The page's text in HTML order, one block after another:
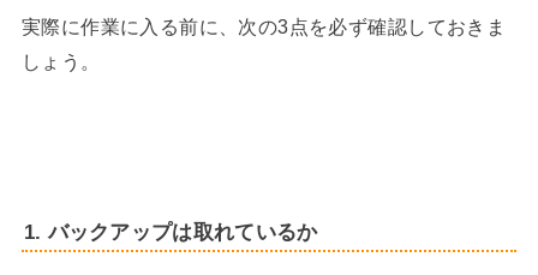
実際に作業に入る前に、次の3点を必ず確認しておきま
しょう。
1. バックアップは取れているか